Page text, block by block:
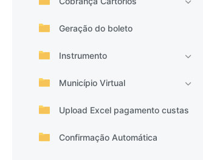
Geração do boleto
Instrumento
Município Virtual
Upload Excel pagamento custas
Confirmação Automática